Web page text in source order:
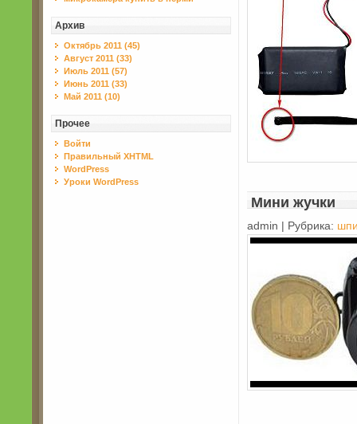
Архив
Октябрь 2011 (45)
Август 2011 (33)
Июль 2011 (57)
Июнь 2011 (33)
Май 2011 (10)
Прочее
Войти
Правильный XHTML
WordPress
Уроки WordPress
Мини жучки
admin | Рубрика: